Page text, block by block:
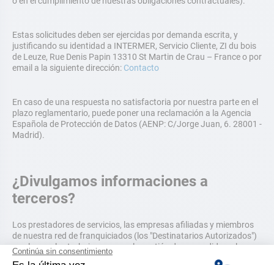
Estas solicitudes deben ser ejercidas por demanda escrita, y
justificando su identidad a INTERMER, Servicio Cliente, ZI du bois
de Leuze, Rue Denis Papin 13310 St Martin de Crau – France o por
email a la siguiente dirección: Contacto
En caso de una respuesta no satisfactoria por nuestra parte en el
plazo reglamentario, puede poner una reclamación a la Agencia
Española de Protección de Datos (AENP: C/Jorge Juan, 6. 28001 -
Madrid).
¿Divulgamos informaciones a
terceros?
Los prestadores de servicios, las empresas afiliadas y miembros
de nuestra red de franquiciados (los "Destinatarios Autorizados")
con los cuales trabajamos para la gestión de sus pedidos y las
transacciones comerciales tratan sus datos personales